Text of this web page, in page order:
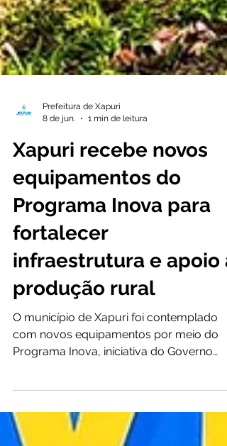
Prefeitura de Xapuri
8 de jun.
1 min de leitura
Xapuri recebe novos
equipamentos do
Programa Inova para
fortalecer
infraestrutura e apoio à
produção rural
Programa Inova, iniciativa do Governo
Federal que prevê a entrega de 1,6 mil